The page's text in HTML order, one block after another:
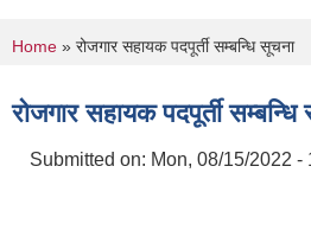
You are here
Home » रोजगार सहायक पदपूर्ती सम्बन्धि सूचना
रोजगार सहायक पदपूर्ती
Submitted on: Mon, 08/15/2022 -